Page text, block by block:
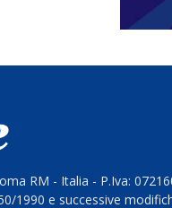
RM - Italia - P.Iva:
1990 e successive